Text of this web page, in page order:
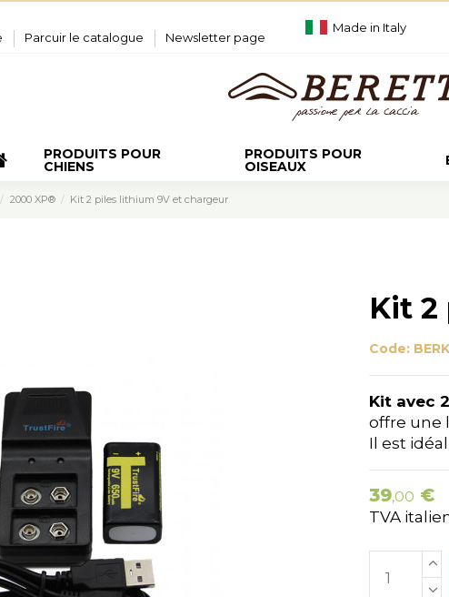
Parcuir le catalogue Newsletter page
Made in Italy
PRODUITS POUR
CHIENS
PRODUITS POUR
OISEAUX
2000 XP® Kit 2 piles lithium 9V et chargeur
Kit 2
Code:
Kit avec
offre une
Il est
39,00 €
TVA